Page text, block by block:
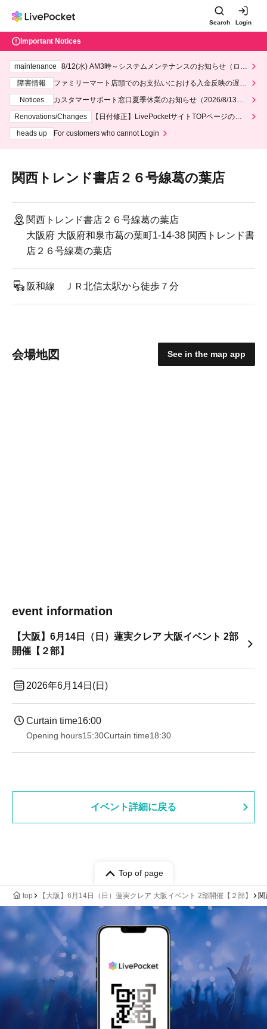
Search Login
Important Notices
maintenance
8/12(水) AM3時～システムメンテナンスのお知らせ（ロー
障害情報
ファミリーマート店頭でのお支払いにおける入金反映の遅延
Notices
カスタマーサポート窓口夏季休業のお知らせ（2026/8/13～2
026/8/14）
Renovations/Changes
【日付修正】LivePocketサイトTOPページのデ
heads up
For customers who cannot Login
関西トレンド書店２６号線葛の葉店
関西トレンド書店２６号線葛の葉店
大阪府 大阪府和泉市葛の葉町1-14-38 関西トレンド書
店２６号線葛の葉店
阪和線 ＪＲ北信太駅から徒歩７分
会場地図 See in the map app
event information
【大阪】6月14日（日）蓮実クレア 大阪イベント 2部
開催【２部】
2026年6月14日(日)
Curtain time16:00
Opening hours15:30Curtain time18:30
イベント詳細に戻る
Top of page
top 【大阪】6月14日（日）蓮実クレア 大阪イベント 2部開催【２部】